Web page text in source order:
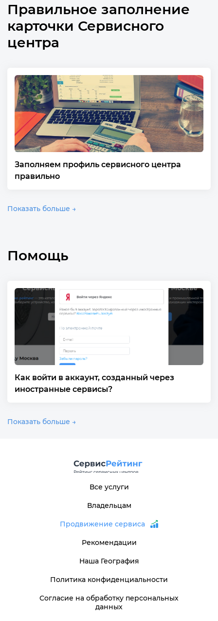
Правильное заполнение
карточки Сервисного
центра
Заполняем профиль сервисного центра
правильно
Показать больше →
Помощь
Как войти в аккаунт, созданный через
иностранные сервисы?
Показать больше →
Все услуги
Владельцам
Продвижение сервиса
Рекомендации
Наша География
Политика конфиденциальности
Согласие на обработку персональных
данных